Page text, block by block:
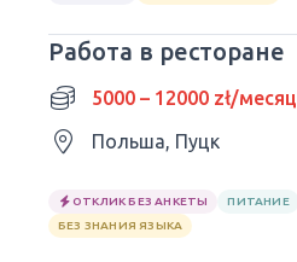
Работа в ресторане
5000 – 12000 zł/месяц
Польша, Пуцк
ОТКЛИК БЕЗ АНКЕТЫ ПИТАНИЕ
БЕЗ ЗНАНИЯ ЯЗЫКА